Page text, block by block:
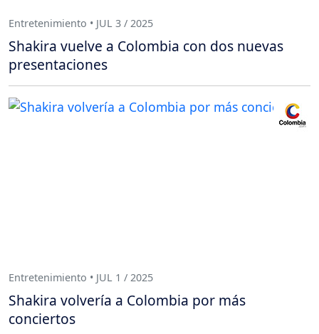
Entretenimiento • JUL 3 / 2025
Shakira vuelve a Colombia con dos nuevas
presentaciones
Entretenimiento • JUL 1 / 2025
Shakira volvería a Colombia por más
conciertos